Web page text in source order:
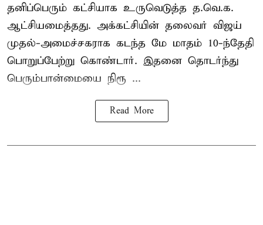
தனிப்பெரும் கட்சியாக உருவெடுத்த த.வெ.க.
ஆட்சியமைத்தது. அக்கட்சியின் தலைவர் விஜய்
முதல்-அமைச்சகராக கடந்த மே மாதம் 10-ந்தேதி
பொறுப்பேற்று கொண்டார். இதனை தொடர்ந்து
பெரும்பான்மையை நிரூ ...
Read More